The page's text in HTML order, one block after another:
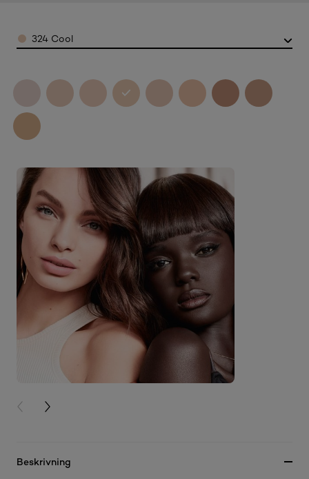
Color324 Cool
PREVIOUS CARD
NEXT CARD
Beskrivning